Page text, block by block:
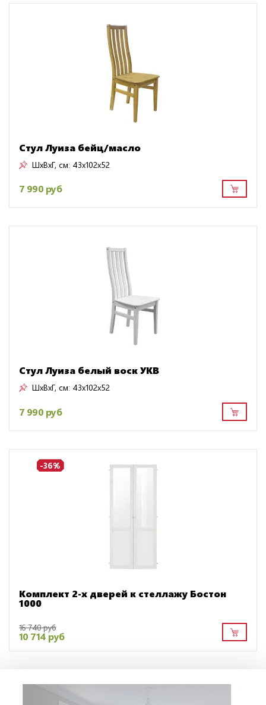
Стул Луиза бейц/масло
ШxВxГ, см: 43x102x52
7 990 руб
Стул Луиза белый воск УКВ
ШxВxГ, см: 43x102x52
7 990 руб
-36%
Комплект 2-х дверей к стеллажу Бостон
1000
16 740 руб
10 714 руб